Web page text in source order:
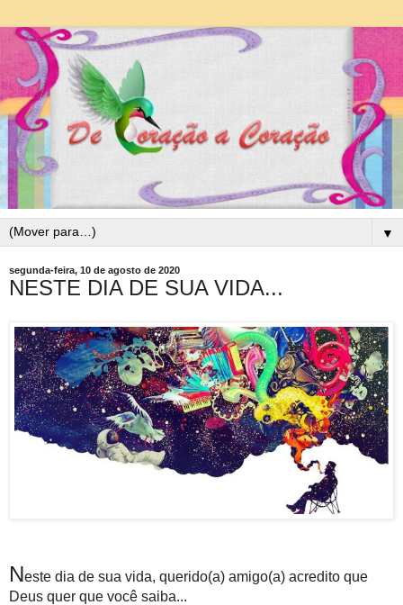
▼
segunda-feira, 10 de agosto de 2020
NESTE DIA DE SUA VIDA...
Neste dia de sua vida, querido(a) amigo(a) acredito que
Deus quer que você saiba...